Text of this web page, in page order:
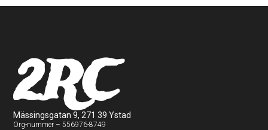
2RC
Mässingsgatan 9, 271 39 Ystad
Org-nummer – 556976-8749